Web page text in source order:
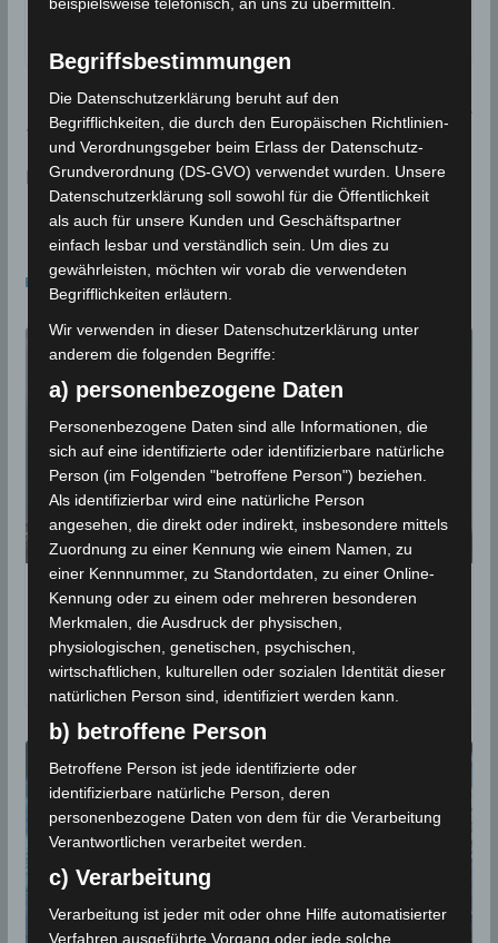
✓ Erlauben Datenschutzbedingungen
Tunesien: Erdbeben westlich von Skhira im Gouver
norat Sfax (M 3.05)
Niederschlagsmengen Tunesien: Di, 21 Apr – Mi, 22
Apr 2020, 7 Uhr
Das könnte dir auch gefallen
Frühling 2020: Fünftheißester und
achtregnerischster Frühling seit 1991
22. Juli 2020
Begriffsbestimmungen
Die Datenschutzerklärung beruht auf den
Begrifflichkeiten, die durch den Europäischen Richtlinien-
und Verordnungsgeber beim Erlass der Datenschutz-
Grundverordnung (DS-GVO) verwendet wurden. Unsere
Datenschutzerklärung soll sowohl für die Öffentlichkeit
als auch für unsere Kunden und Geschäftspartner
einfach lesbar und verständlich sein. Um dies zu
gewährleisten, möchten wir vorab die verwendeten
Begrifflichkeiten erläutern.
Wir verwenden in dieser Datenschutzerklärung unter
anderem die folgenden Begriffe:
a) personenbezogene Daten
Personenbezogene Daten sind alle Informationen, die
sich auf eine identifizierte oder identifizierbare natürliche
Person (im Folgenden "betroffene Person") beziehen.
Als identifizierbar wird eine natürliche Person
angesehen, die direkt oder indirekt, insbesondere mittels
Zuordnung zu einer Kennung wie einem Namen, zu
einer Kennnummer, zu Standortdaten, zu einer Online-
Kennung oder zu einem oder mehreren besonderen
Merkmalen, die Ausdruck der physischen,
physiologischen, genetischen, psychischen,
wirtschaftlichen, kulturellen oder sozialen Identität dieser
natürlichen Person sind, identifiziert werden kann.
b) betroffene Person
Betroffene Person ist jede identifizierte oder
identifizierbare natürliche Person, deren
personenbezogene Daten von dem für die Verarbeitung
Verantwortlichen verarbeitet werden.
c) Verarbeitung
Verarbeitung ist jeder mit oder ohne Hilfe automatisierter
Verfahren ausgeführte Vorgang oder jede solche